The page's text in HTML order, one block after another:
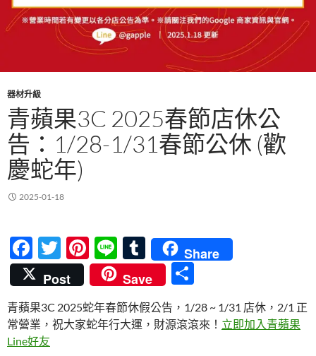
器材升級
青蘋果3C 2025春節店休公
告：1/28-1/31春節公休 (歡
慶蛇年)
2025-01-18
F
ac
e
b
o
T
w
itt
er
Pi
nt
er
es
t
Li
n
e
T
u
m
bl
r
Share
Post
Save
青蘋果3C 2025蛇年春節休假公告，1/28 ~ 1/31 店休，2/1 正
常營業，祝大家蛇年行大運，財源滾滾來！ 立即加入青蘋果
Line好友